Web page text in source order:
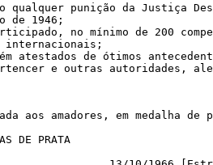
qualquer punição da Justiça
de 1946;
no mínimo de 200
internacionais;
atestados de ótimos
e outras autoridades,